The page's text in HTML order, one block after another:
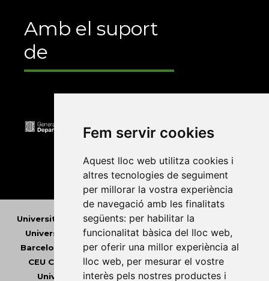
Fem servir cookies
Aquest lloc web utilitza cookies i
altres tecnologies de seguiment
per millorar la vostra experiència
de navegació amb les finalitats
següents: per habilitar la
funcionalitat bàsica del lloc web,
per oferir una millor experiència al
lloc web, per mesurar el vostre
interès pels nostres productes i
Amb el suport
de
Universitat Abat Oliba CEU• Universitat d'Alacant
Universitat d'Andorra•Universitat Autònoma de
Barcelona
Universitat de Barcelona•Universitat
CEU Cardenal Herrera•Universitat de Girona
Universitat de les Illes Balears•Universitat